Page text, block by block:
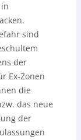
sind
der
Ex-Zonen
die
das neue
der